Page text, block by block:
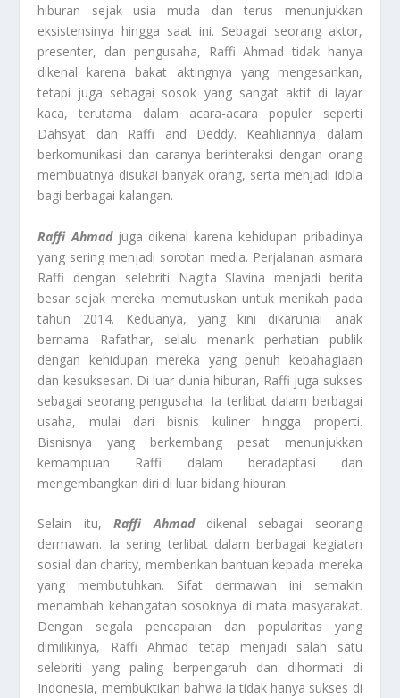
hiburan sejak usia muda dan terus menunjukkan
eksistensinya hingga saat ini. Sebagai seorang aktor,
presenter, dan pengusaha, Raffi Ahmad tidak hanya
dikenal karena bakat aktingnya yang mengesankan,
tetapi juga sebagai sosok yang sangat aktif di layar
kaca, terutama dalam acara-acara populer seperti
Dahsyat dan Raffi and Deddy. Keahliannya dalam
berkomunikasi dan caranya berinteraksi dengan orang
membuatnya disukai banyak orang, serta menjadi idola
bagi berbagai kalangan.
Raffi Ahmadjuga dikenal karena kehidupan pribadinya
yang sering menjadi sorotan media. Perjalanan asmara
Raffi dengan selebriti Nagita Slavina menjadi berita
besar sejak mereka memutuskan untuk menikah pada
tahun 2014. Keduanya, yang kini dikaruniai anak
bernama Rafathar, selalu menarik perhatian publik
dengan kehidupan mereka yang penuh kebahagiaan
dan kesuksesan. Di luar dunia hiburan, Raffi juga sukses
sebagai seorang pengusaha. Ia terlibat dalam berbagai
usaha, mulai dari bisnis kuliner hingga properti.
Bisnisnya yang berkembang pesat menunjukkan
kemampuan Raffi dalam beradaptasi dan
mengembangkan diri di luar bidang hiburan.
Selain itu,Raffi Ahmaddikenal sebagai seorang
dermawan. Ia sering terlibat dalam berbagai kegiatan
sosial dan charity, memberikan bantuan kepada mereka
yang membutuhkan. Sifat dermawan ini semakin
menambah kehangatan sosoknya di mata masyarakat.
Dengan segala pencapaian dan popularitas yang
dimilikinya, Raffi Ahmad tetap menjadi salah satu
selebriti yang paling berpengaruh dan dihormati di
Indonesia, membuktikan bahwa ia tidak hanya sukses di